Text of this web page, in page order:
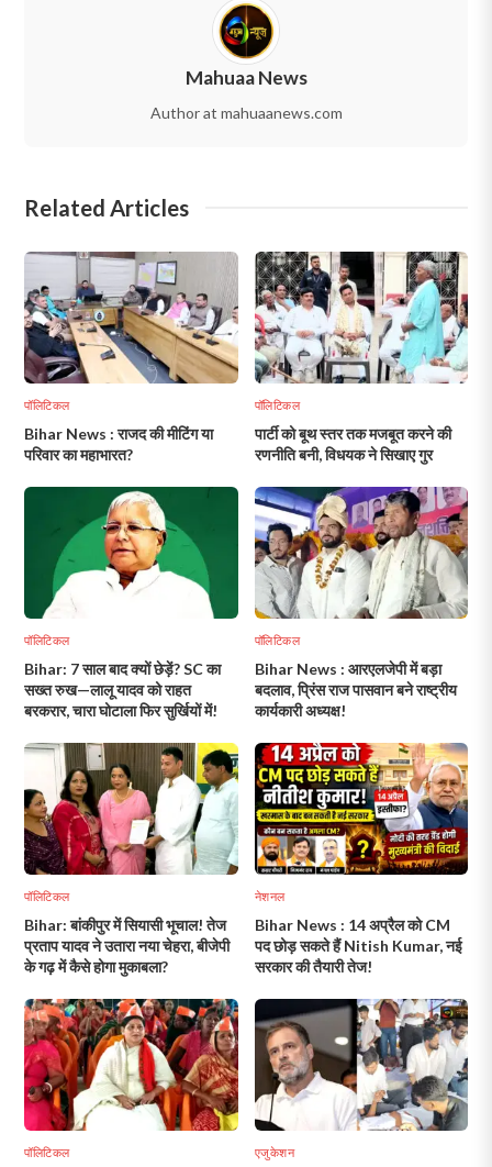
Mahuaa News
Author at mahuaanews.com
Related Articles
पॉलिटिकल
Bihar News : राजद की मीटिंग या
परिवार का महाभारत?
पॉलिटिकल
पार्टी को बूथ स्तर तक मजबूत करने की
रणनीति बनी, विधयक ने सिखाए गुर
पॉलिटिकल
Bihar: 7 साल बाद क्यों छेड़ें? SC का
सख्त रुख—लालू यादव को राहत
बरकरार, चारा घोटाला फिर सुर्खियों में!
पॉलिटिकल
Bihar News : आरएलजेपी में बड़ा
बदलाव, प्रिंस राज पासवान बने राष्ट्रीय
कार्यकारी अध्यक्ष!
पॉलिटिकल
Bihar: बांकीपुर में सियासी भूचाल! तेज
प्रताप यादव ने उतारा नया चेहरा, बीजेपी
के गढ़ में कैसे होगा मुकाबला?
नेशनल
Bihar News : 14 अप्रैल को CM
पद छोड़ सकते हैं Nitish Kumar, नई
सरकार की तैयारी तेज!
पॉलिटिकल एजुकेशन